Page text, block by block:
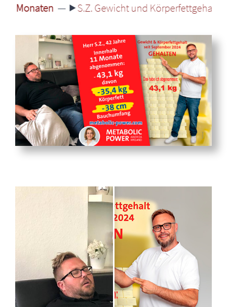
— ⯈S.Z. Gewicht und Körperfettgehalt seit